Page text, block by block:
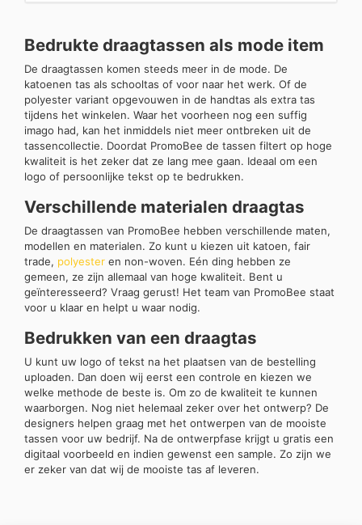
Bedrukte draagtassen als mode item
De draagtassen komen steeds meer in de mode. De
katoenen tas als schooltas of voor naar het werk. Of de
polyester variant opgevouwen in de handtas als extra tas
tijdens het winkelen. Waar het voorheen nog een suffig
imago had, kan het inmiddels niet meer ontbreken uit de
tassencollectie. Doordat PromoBee de tassen filtert op hoge
kwaliteit is het zeker dat ze lang mee gaan. Ideaal om een
logo of persoonlijke tekst op te bedrukken.
Verschillende materialen draagtas
De draagtassen van PromoBee hebben verschillende maten,
modellen en materialen. Zo kunt u kiezen uit katoen, fair
trade, polyester en non-woven. Eén ding hebben ze
gemeen, ze zijn allemaal van hoge kwaliteit. Bent u
geïnteresseerd? Vraag gerust! Het team van PromoBee staat
voor u klaar en helpt u waar nodig.
Bedrukken van een draagtas
U kunt uw logo of tekst na het plaatsen van de bestelling
uploaden. Dan doen wij eerst een controle en kiezen we
welke methode de beste is. Om zo de kwaliteit te kunnen
waarborgen. Nog niet helemaal zeker over het ontwerp? De
designers helpen graag met het ontwerpen van de mooiste
tassen voor uw bedrijf. Na de ontwerpfase krijgt u gratis een
digitaal voorbeeld en indien gewenst een sample. Zo zijn we
er zeker van dat wij de mooiste tas af leveren.